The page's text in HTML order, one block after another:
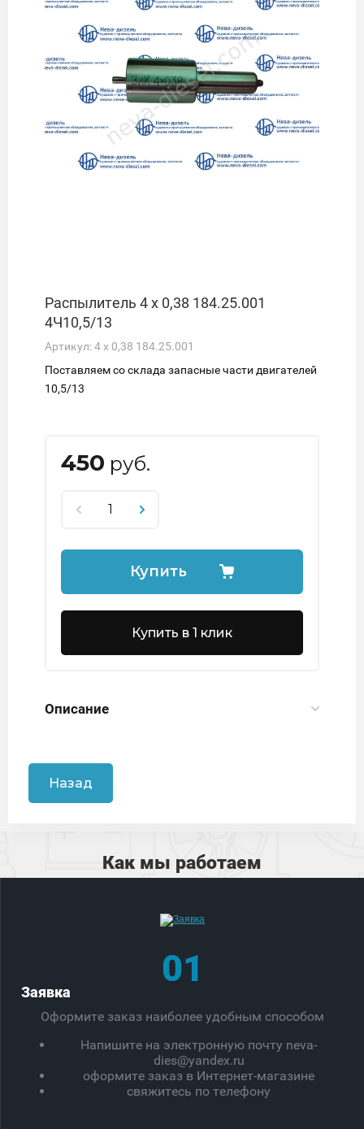
Распылитель 4 х 0,38 184.25.001
4Ч10,5/13
Артикул:4 х 0,38 184.25.001
Поставляем со склада запасные части двигателей
10,5/13
450 руб.
Купить
Купить в 1 клик
Описание
Назад
Как мы работаем
01
Заявка
Оформите заказ наиболее удобным способом
Напишите на электронную почту neva-
dies@yandex.ru
оформите заказ в Интернет-магазине
свяжитесь по телефону